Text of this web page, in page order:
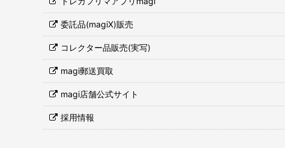
委託品(magiX)販売
コレクター品販売(実写)
magi郵送買取
magi店舗公式サイト
採用情報